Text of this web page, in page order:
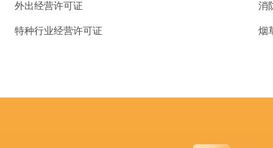
外出经营许可证 消
特种行业经营许可证 烟